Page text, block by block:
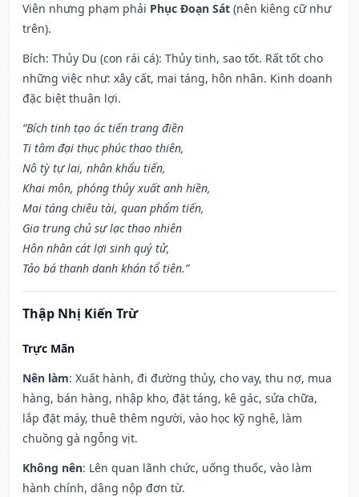
Viên nhưng phạm phải Phục Đoạn Sát (nên kiêng cữ như
trên).
Bích: Thủy Du (con rái cá): Thủy tinh, sao tốt. Rất tốt cho
những việc như: xây cất, mai táng, hôn nhân. Kinh doanh
đặc biệt thuận lợi.
“Bích tinh tạo ác tiến trang điền
Ti tâm đại thục phúc thao thiên,
Nô tỳ tự lai, nhân khẩu tiến,
Khai môn, phóng thủy xuất anh hiền,
Mai táng chiêu tài, quan phẩm tiến,
Gia trung chủ sự lạc thao nhiên
Hôn nhân cát lợi sinh quý tử,
Tảo bá thanh danh khán tổ tiên.”
Thập Nhị Kiến Trừ
Trực Mãn
Nên làm: Xuất hành, đi đường thủy, cho vay, thu nợ, mua
hàng, bán hàng, nhập kho, đặt táng, kê gác, sửa chữa,
lắp đặt máy, thuê thêm người, vào học kỹ nghệ, làm
chuồng gà ngỗng vịt.
Không nên: Lên quan lãnh chức, uống thuốc, vào làm
hành chính, dâng nộp đơn từ.